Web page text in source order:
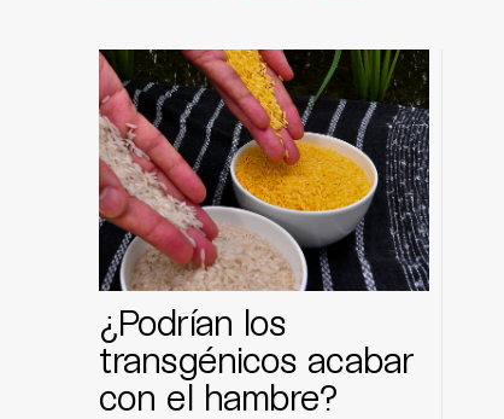
¿Podrían los
transgénicos acabar
con el hambre?